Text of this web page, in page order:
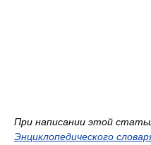
При написании этой
Энциклопедического